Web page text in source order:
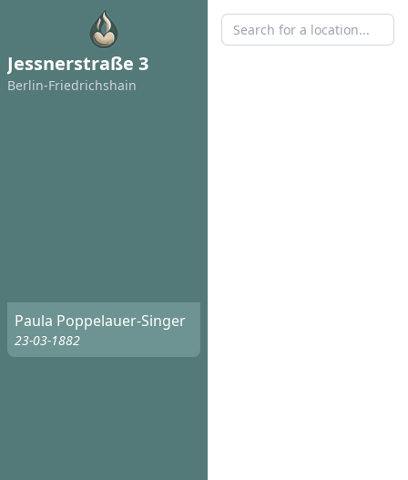
Jessnerstraße 3
Berlin-Friedrichshain
Paula Poppelauer-Singer
23-03-1882